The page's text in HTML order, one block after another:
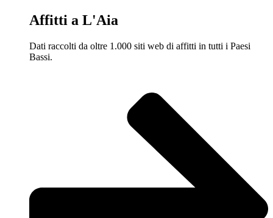
Affitti a L'Aia
Dati raccolti da oltre 1.000 siti web di affitti in tutti i Paesi
Bassi.